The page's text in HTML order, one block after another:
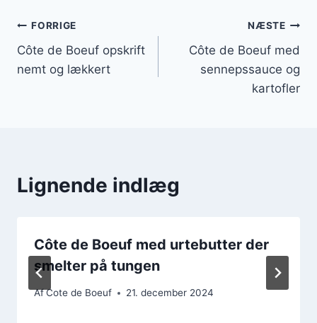
Indlægsnavigation
FORRIGE
Côte de Boeuf opskrift
nemt og lækkert
NÆSTE
Côte de Boeuf med
sennepssauce og
kartofler
Lignende indlæg
Côte de Boeuf med urtebutter der
smelter på tungen
AfCote de Boeuf 21. december 2024